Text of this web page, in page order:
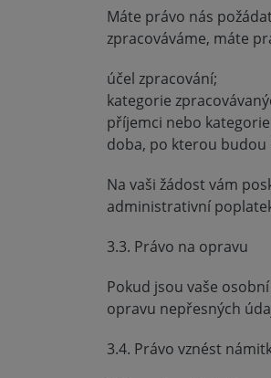
Máte právo nás
zpracováváme, máte
účel zpracování;
kategorie
příjemci nebo
doba, po kterou budou
Na vaši žádost vám
administrativní
3.3. Právo na opravu
Pokud jsou vaše
opravu nepřesných
3.4. Právo vznést